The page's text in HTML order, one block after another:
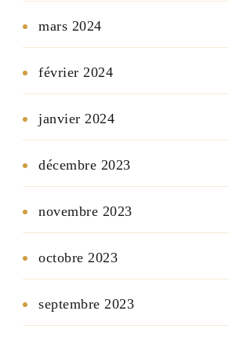
mars 2024
février 2024
janvier 2024
décembre 2023
novembre 2023
octobre 2023
septembre 2023